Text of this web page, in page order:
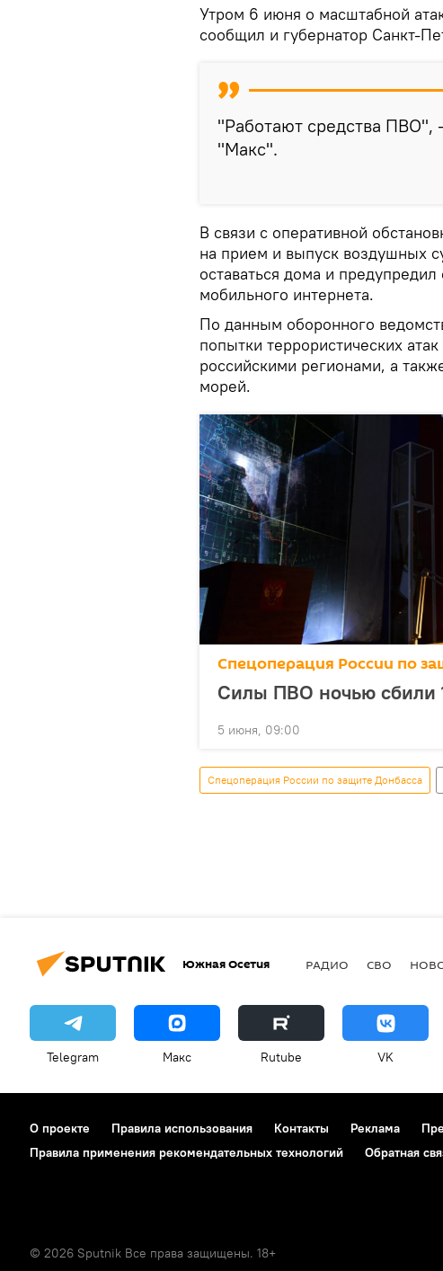
Утром 6 июня о масштабной
сообщил и губернатор Санкт-
"Работают средства
"Макс".
В связи с оперативной
на прием и выпуск воздушных
оставаться дома и
мобильного интернета.
По данным оборонного
попытки террористических
российскими регионами, а
морей.
Спецоперация России по
Силы ПВО ночью сбили
5 июня, 09:00
Спецоперация России по защите Донбасса
Южная Осетия РАДИО СВО
Telegram Макс Rutube VK
О проекте Правила использования Контакты Реклама
Правила применения рекомендательных технологий
Обратная
© 2026 Sputnik Все права защищены. 18+